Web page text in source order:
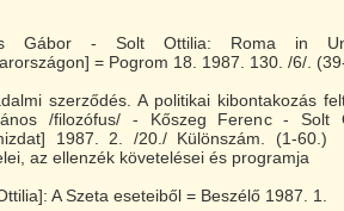
Gábor - Solt Ottilia: Roma in
= Pogrom 18. 1987. 130. /6/.
szerződés. A politikai kibontakozás
/filozófus/ - Kőszeg Ferenc - Solt
1987. 2. /20./ Különszám. (1-60.)
az ellenzék követelései és programja
A Szeta eseteiből = Beszélő 1987. 1.